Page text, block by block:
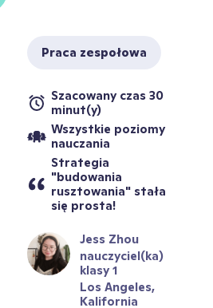
Praca zespołowa
Szacowany czas 30
minut(y)
Wszystkie poziomy
nauczania
Strategia
"budowania
rusztowania" stała
się prosta!
Jess Zhou
nauczyciel(ka)
klasy 1
Los Angeles,
Kalifornia